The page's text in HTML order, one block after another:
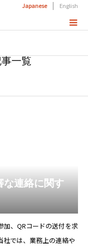
Japanese | English
一覧
な連絡に関す
加、QRコードの送付を求
社では、業務上の連絡や